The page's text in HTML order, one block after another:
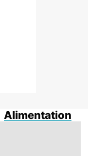
Alimentation